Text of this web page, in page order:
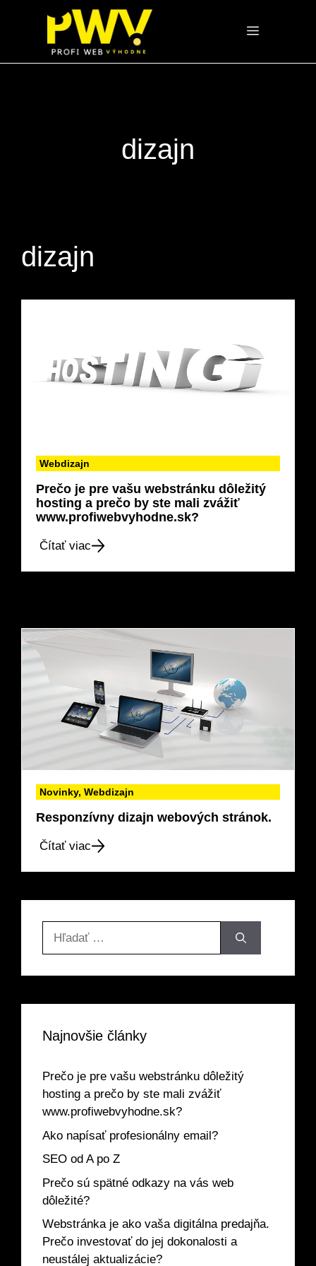
Menu
dizajn
dizajn
Webdizajn
Prečo je pre vašu webstránku dôležitý
hosting a prečo by ste mali zvážiť
www.profiwebvyhodne.sk?
Čítať viac
Novinky, Webdizajn
Responzívny dizajn webových stránok.
Čítať viac
Najnovšie články
Prečo je pre vašu webstránku dôležitý
hosting a prečo by ste mali zvážiť
www.profiwebvyhodne.sk?
Ako napísať profesionálny email?
SEO od A po Z
Prečo sú spätné odkazy na vás web
dôležité?
Webstránka je ako vaša digitálna predajňa.
Prečo investovať do jej dokonalosti a
neustálej aktualizácie?